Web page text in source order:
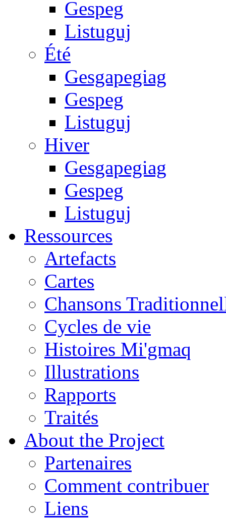
Gespeg
Listuguj
Été
Gesgapegiag
Gespeg
Listuguj
Hiver
Gesgapegiag
Gespeg
Listuguj
Ressources
Artefacts
Cartes
Chansons
Cycles de vie
Histoires Mi'gmaq
Illustrations
Rapports
Traités
About the Project
Partenaires
Comment contribuer
Liens